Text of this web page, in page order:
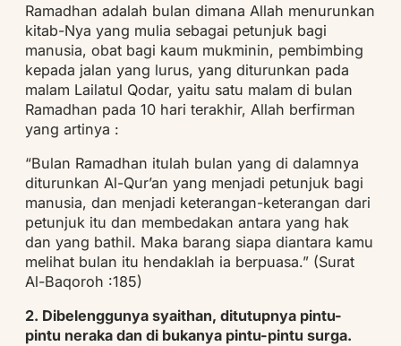
Ramadhan adalah bulan dimana Allah menurunkan
kitab-Nya yang mulia sebagai petunjuk bagi
manusia, obat bagi kaum mukminin, pembimbing
kepada jalan yang lurus, yang diturunkan pada
malam Lailatul Qodar, yaitu satu malam di bulan
Ramadhan pada 10 hari terakhir, Allah berfirman
yang artinya :
“Bulan Ramadhan itulah bulan yang di dalamnya
diturunkan Al-Qur’an yang menjadi petunjuk bagi
manusia, dan menjadi keterangan-keterangan dari
petunjuk itu dan membedakan antara yang hak
dan yang bathil. Maka barang siapa diantara kamu
melihat bulan itu hendaklah ia berpuasa.” (Surat
Al-Baqoroh :185)
2. Dibelenggunya syaithan, ditutupnya pintu-
pintu neraka dan di bukanya pintu-pintu surga.